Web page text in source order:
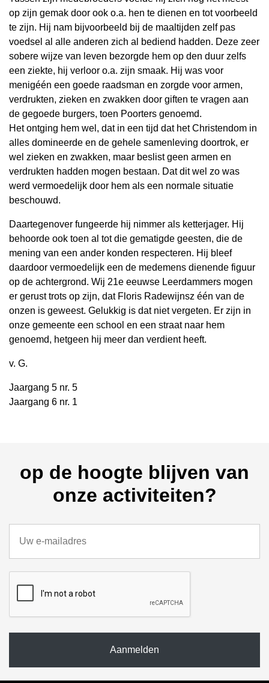
op zijn gemak door ook o.a. hen te dienen en tot voorbeeld
te zijn. Hij nam bijvoorbeeld bij de maaltijden zelf pas
voedsel al alle anderen zich al bediend hadden. Deze zeer
sobere wijze van leven bezorgde hem op den duur zelfs
een ziekte, hij verloor o.a. zijn smaak. Hij was voor
menigéén een goede raadsman en zorgde voor armen,
verdrukten, zieken en zwakken door giften te vragen aan
de gegoede burgers, toen Poorters genoemd.
Het ontging hem wel, dat in een tijd dat het Christendom in
alles domineerde en de gehele samenleving doortrok, er
wel zieken en zwakken, maar beslist geen armen en
verdrukten hadden mogen bestaan. Dat dit wel zo was
werd vermoedelijk door hem als een normale situatie
beschouwd.
Daartegenover fungeerde hij nimmer als ketterjager. Hij
behoorde ook toen al tot die gematigde geesten, die de
mening van een ander konden respecteren. Hij bleef
daardoor vermoedelijk een de medemens dienende figuur
op de achtergrond. Wij 21e eeuwse Leerdammers mogen
er gerust trots op zijn, dat Floris Radewijnsz één van de
onzen is geweest. Gelukkig is dat niet vergeten. Er zijn in
onze gemeente een school en een straat naar hem
genoemd, hetgeen hij meer dan verdient heeft.
v. G.
Jaargang 5 nr. 5
Jaargang 6 nr. 1
op de hoogte blijven van
onze activiteiten?